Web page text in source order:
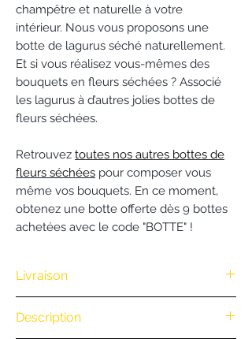
champêtre et naturelle à votre
intérieur. Nous vous proposons une
botte de lagurus séché naturellement.
Et si vous réalisez vous-mêmes des
bouquets en fleurs séchées ? Associé
les lagurus à d’autres jolies bottes de
fleurs séchées.
Retrouvez toutes nos autres bottes de
fleurs séchées pour composer vous
même vos bouquets. En ce moment,
obtenez une botte offerte dès 9 bottes
achetées avec le code "BOTTE" !
Livraison
100€ d'achat. (Exclusivité Web non
Description